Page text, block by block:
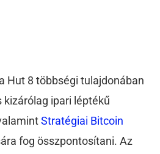
Hut 8 többségi tulajdonában
kizárólag ipari léptékű
Stratégiai Bitcoin
fog összpontosítani. Az